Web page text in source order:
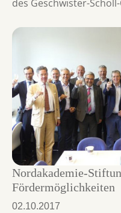
des Geschwister-
Nordakademie-
Fördermöglichkeiten
02.10.2017